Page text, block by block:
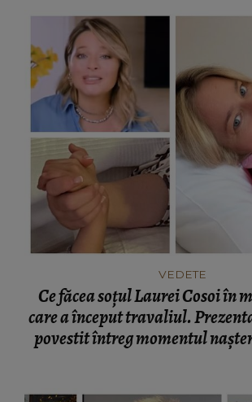
VEDETE
Ce făcea soțul Laurei Cosoi în
care a început travaliul.
povestit întreg momentul